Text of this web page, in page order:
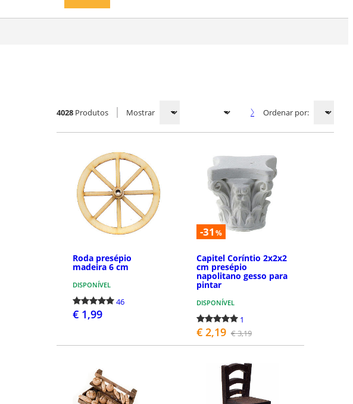
4028 Produtos Mostrar Ordenar por:
Roda presépio
madeira 6 cm
DISPONÍVEL
46
€ 1,99
-31 %
Capitel Coríntio 2x2x2
cm presépio
napolitano gesso para
pintar
DISPONÍVEL
1
€ 2,19 € 3,19